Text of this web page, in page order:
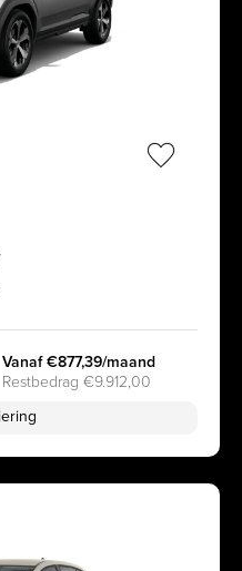
Vanaf €877,39/maand
Restbedrag €9.912,00